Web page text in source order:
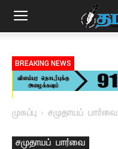
BREAKING NEWS
முகப்பு சமுதாயப் பார்வை
சமுதாயப் பார்வை